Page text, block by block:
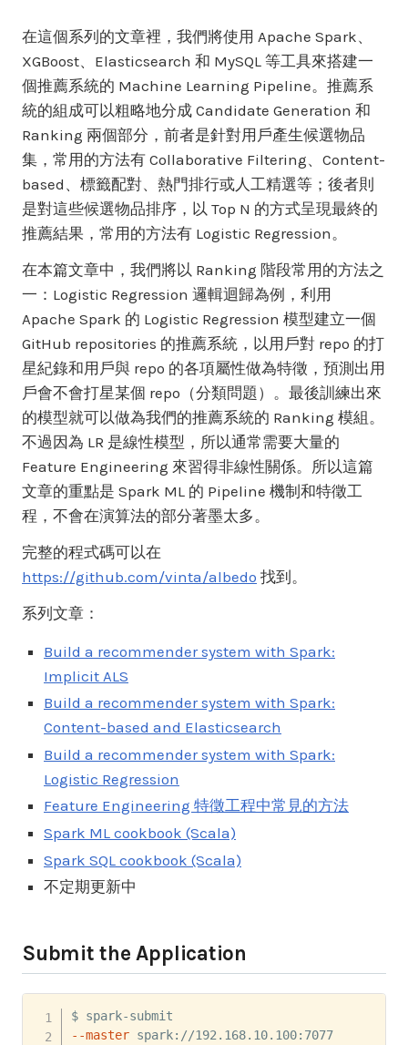
在這個系列的文章裡，我們將使用 Apache Spark、
XGBoost、Elasticsearch 和 MySQL 等工具來搭建一
個推薦系統的 Machine Learning Pipeline。推薦系
統的組成可以粗略地分成 Candidate Generation 和
Ranking 兩個部分，前者是針對用戶產生候選物品
集，常用的方法有 Collaborative Filtering、Content-
based、標籤配對、熱門排行或人工精選等；後者則
是對這些候選物品排序，以 Top N 的方式呈現最終的
推薦結果，常用的方法有 Logistic Regression。
在本篇文章中，我們將以 Ranking 階段常用的方法之
一：Logistic Regression 邏輯迴歸為例，利用
Apache Spark 的 Logistic Regression 模型建立一個
GitHub repositories 的推薦系統，以用戶對 repo 的打
星紀錄和用戶與 repo 的各項屬性做為特徵，預測出用
戶會不會打星某個 repo（分類問題）。最後訓練出來
的模型就可以做為我們的推薦系統的 Ranking 模組。
不過因為 LR 是線性模型，所以通常需要大量的
Feature Engineering 來習得非線性關係。所以這篇
文章的重點是 Spark ML 的 Pipeline 機制和特徵工
程，不會在演算法的部分著墨太多。
完整的程式碼可以在
https://github.com/vinta/albedo 找到。
系列文章：
Build a recommender system with Spark:
Implicit ALS
Build a recommender system with Spark:
Content-based and Elasticsearch
Build a recommender system with Spark:
Logistic Regression
Feature Engineering 特徵工程中常見的方法
Spark ML cookbook (Scala)
Spark SQL cookbook (Scala)
不定期更新中
Submit the Application
--master